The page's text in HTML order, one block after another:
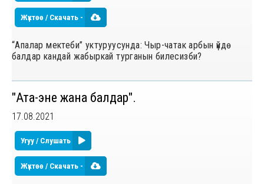
Жүктөө / Скачать -
“Апалар мектеби” уктуруусунда: Чыр-чатак арбын үйдө
балдар кандай жабыркай турганын билесизби?
"Ата-эне жана балдар".
17.08.2021
Угуу / Слушать
Жүктөө / Скачать -